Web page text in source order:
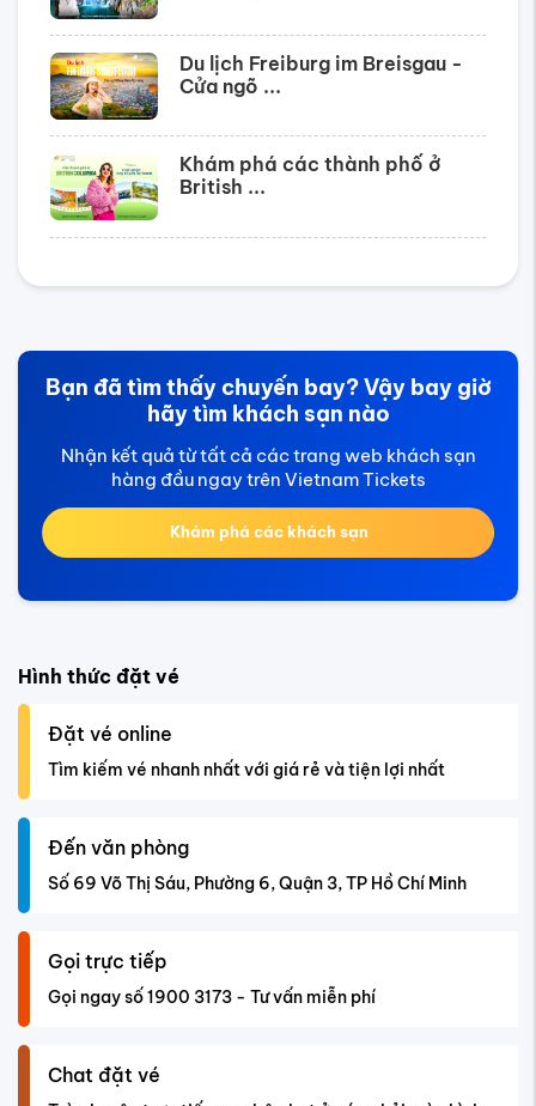
Du lịch Freiburg im Breisgau -
Cửa ngõ ...
Khám phá các thành phố ở
British ...
Bạn đã tìm thấy chuyến bay? Vậy bay giờ
hãy tìm khách sạn nào
Nhận kết quả từ tất cả các trang web khách sạn
hàng đầu ngay trên Vietnam Tickets
Khám phá các khách sạn
Hình thức đặt vé
Đặt vé online
Tìm kiếm vé nhanh nhất với giá rẻ và tiện lợi nhất
Đến văn phòng
Số 69 Võ Thị Sáu, Phường 6, Quận 3, TP Hồ Chí Minh
Gọi trực tiếp
Gọi ngay số 1900 3173 - Tư vấn miễn phí
Chat đặt vé